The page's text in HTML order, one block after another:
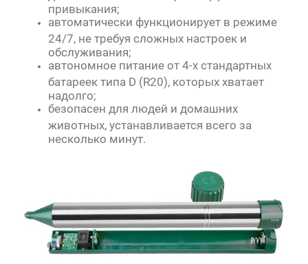
привыкания;
автоматически функционирует в режиме
24/7, не требуя сложных настроек и
обслуживания;
автономное питание от 4-х стандартных
батареек типа D (R20), которых хватает
надолго;
безопасен для людей и домашних
животных, устанавливается всего за
несколько минут.